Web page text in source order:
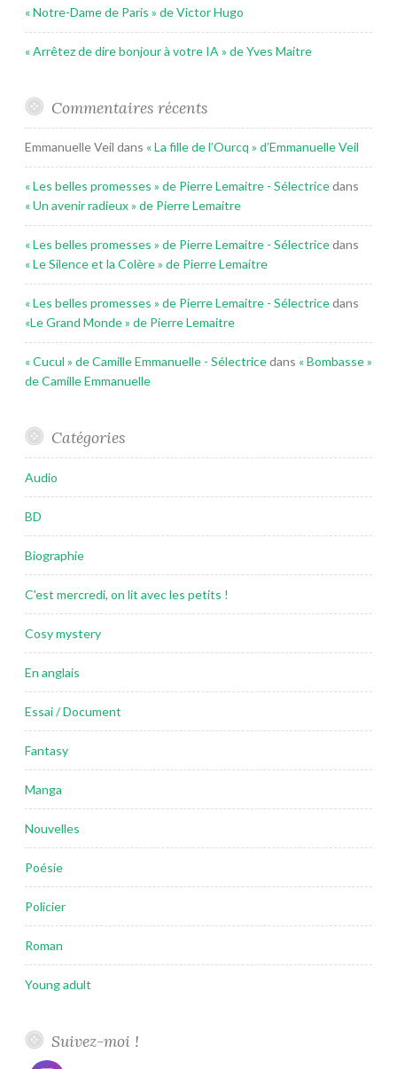
« Notre-Dame de Paris » de Victor Hugo
« Arrêtez de dire bonjour à votre IA » de Yves Maitre
Commentaires récents
Emmanuelle Veil dans « La fille de l’Ourcq » d’Emmanuelle Veil
« Les belles promesses » de Pierre Lemaitre - Sélectricedans
« Un avenir radieux » de Pierre Lemaitre
« Les belles promesses » de Pierre Lemaitre - Sélectricedans
« Le Silence et la Colère » de Pierre Lemaitre
« Les belles promesses » de Pierre Lemaitre - Sélectricedans
«Le Grand Monde » de Pierre Lemaitre
« Cucul » de Camille Emmanuelle - Sélectricedans « Bombasse »
de Camille Emmanuelle
Catégories
Audio
BD
Biographie
C'est mercredi, on lit avec les petits !
Cosy mystery
En anglais
Essai / Document
Fantasy
Manga
Nouvelles
Poésie
Policier
Roman
Young adult
Suivez-moi !